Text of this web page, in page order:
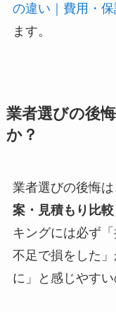
の違い｜費用・
ます。
業者選びの後
か？
業者選びの後悔は
案・見積もり比
キングには必ず
不足で損をした
に」と感じやすい